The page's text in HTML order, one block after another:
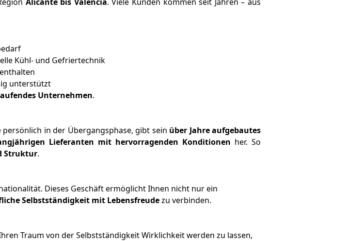
Kühl- und Gefriertechnik
unterstützt
Unternehmen.
in der Übergangsphase, gibt sein über Jahre aufgebautes
Lieferanten mit hervorragenden Konditionen her. So
Struktur.
Dieses Geschäft ermöglicht Ihnen nicht nur ein
Selbstständigkeit mit Lebensfreudezu verbinden.
Traum von der Selbstständigkeit Wirklichkeit werden zu lassen,